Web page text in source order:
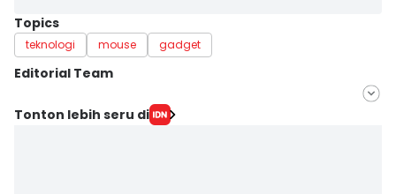
Topics
teknologi mouse gadget
Editorial Team
Editor
Tonton lebih seru di